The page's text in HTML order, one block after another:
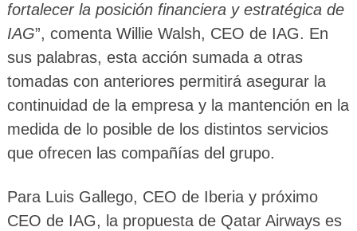
fortalecer la posición financiera y estratégica de
IAG”, comenta Willie Walsh, CEO de IAG. En
sus palabras, esta acción sumada a otras
tomadas con anteriores permitirá asegurar la
continuidad de la empresa y la mantención en la
medida de lo posible de los distintos servicios
que ofrecen las compañías del grupo.
Para Luis Gallego, CEO de Iberia y próximo
CEO de IAG, la propuesta de Qatar Airways es